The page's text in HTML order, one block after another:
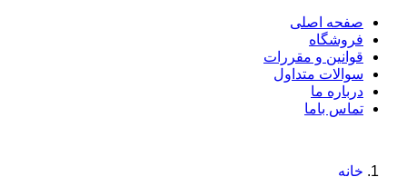
صفحه اصلی
فروشگاه
قوانین و مقررات
سوالات متداول
درباره ما
تماس باما
خانه